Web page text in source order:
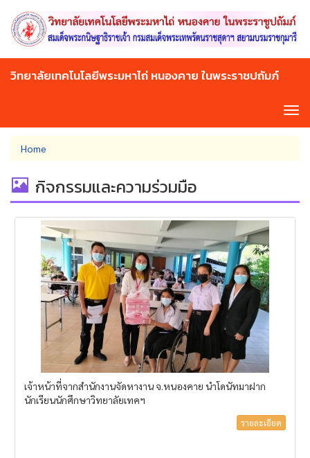
main
content
วิทยาลัยเทคโนโลยีพระมหาไถ่ หนองคาย ในพระราชปถัมภ์
You
are
here
Home
กิจกรรมและความร่วมมือ
เจ้าหน้าที่จากสำนักงานจัดหางาน จ.หนองคาย นำโดนัทมาฝาก
นักเรียนนักศึกษาวิทยาลัยเทคฯ
รายละเอียด